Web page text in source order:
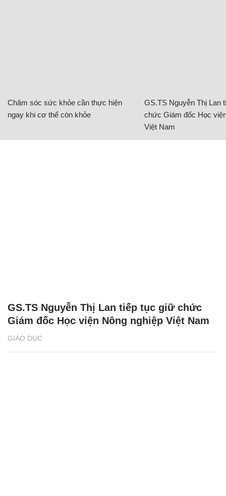
Chăm sóc sức khỏe cần thực hiện
ngay khi cơ thể còn khỏe
GS.TS Nguyễn Thị Lan
chức Giám đốc Học
Việt Nam
GIÁO DỤC
GS.TS Nguyễn Thị Lan tiếp tục giữ chức
Giám đốc Học viện Nông nghiệp Việt Nam